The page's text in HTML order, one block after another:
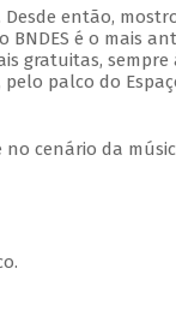
Desde então,
é o mais
gratuitas, sempre
palco do
no cenário da